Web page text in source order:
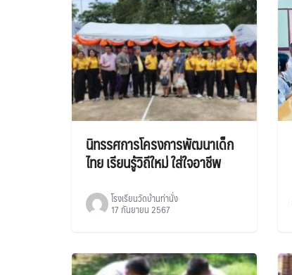
นิทรรศการโครงการพัฒนาเด็ก
ไทย เรียนรู้วิถีใหม่ ใส่ใจอาชีพ
โรงเรียนวัดบ้านท่านั่ง
17 กันยายน 2567